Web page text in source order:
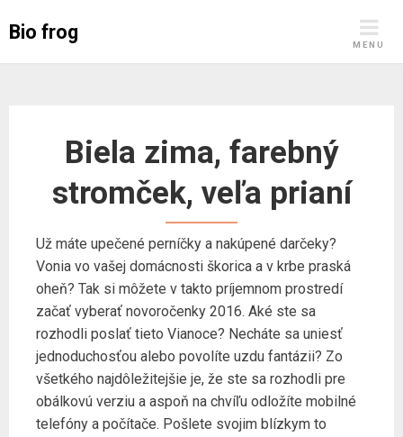
Bio frog
MENU
Biela zima, farebný
stromček, veľa prianí
Už máte upečené perníčky a nakúpené darčeky?
Vonia vo vašej domácnosti škorica a v krbe praská
oheň? Tak si môžete v takto príjemnom prostredí
začať vyberať novoročenky 2016. Aké ste sa
rozhodli poslať tieto Vianoce? Necháte sa uniesť
jednoduchosťou alebo povolíte uzdu fantázii? Zo
všetkého najdôležitejšie je, že ste sa rozhodli pre
obálkovú verziu a aspoň na chvíľu odložíte mobilné
telefóny a počítače. Pošlete svojim blízkym to